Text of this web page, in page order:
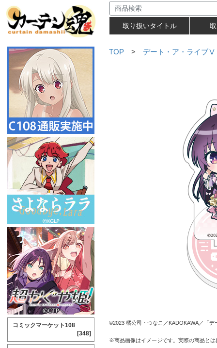
取り扱いタイトル
TOP > デート・ア・ライブⅤ
©2023 橘公司・つなこ／KADOKAWA／「
※商品画像はイメージです。実際の商品と
コミックマーケット108
[348]